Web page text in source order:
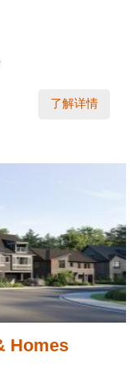
了解详情
Homes